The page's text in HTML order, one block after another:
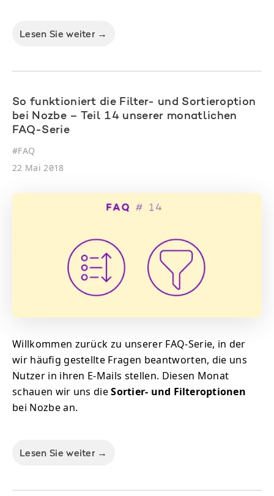
Lesen Sie weiter →
So funktioniert die Filter- und Sortieroption
bei Nozbe – Teil 14 unserer monatlichen
FAQ-Serie
#FAQ
22 Mai 2018
Willkommen zurück zu unserer FAQ-Serie, in der
wir häufig gestellte Fragen beantworten, die uns
Nutzer in ihren E-Mails stellen. Diesen Monat
schauen wir uns dieSortier- und Filteroptionen
bei Nozbe an.
Lesen Sie weiter →